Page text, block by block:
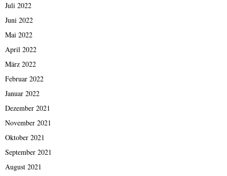
Juli 2022
Juni 2022
Mai 2022
April 2022
März 2022
Februar 2022
Januar 2022
Dezember 2021
November 2021
Oktober 2021
September 2021
August 2021